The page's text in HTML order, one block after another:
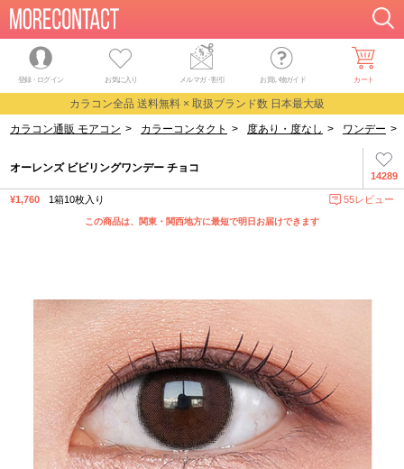
登録・ログイン お気に入り メルマガ・割引 お買い物ガイド カート
カラコン全品 送料無料 × 取扱ブランド数 日本最大級
カラコン通販 モアコン > カラーコンタクト > 度あり・度なし > ワンデー >
14289
オーレンズ ビビリングワンデー チョコ
¥1,760 1箱10枚入り 55レビュー
この商品は、関東・関西地方に最短で明日お届けできます